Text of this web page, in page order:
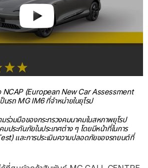
NCAP (European New Car Assessment
นรถ MG IM6 ที่จำหน่ายในยุโรป
ร่วมมือของกระทรวงคมนาคมในสหภาพยุโรป
ประกันภัยในประเทศต่าง ๆ โดยมีหน้าที่ในการ
และการประเมินความปลอดภัยของรถยนต์ที่